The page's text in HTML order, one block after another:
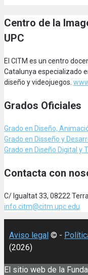
Centro de la
UPC
El CITM es un centro
Catalunya especializado
diseño y videojuegos.
Grados Oficiales
Grado en Diseño,
Grado en Disseño y
Grado en Diseño Digital y
Contacta con
C/ Igualtat 33, 08222
info.citm@citm.upc.edu
Aviso legal © -
(2026)
El sitio web de la